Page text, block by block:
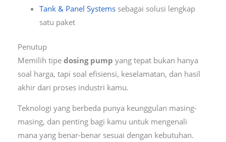
Tank & Panel Systems sebagai solusi lengkap
satu paket
Penutup
Memilih tipe dosing pump yang tepat bukan hanya
soal harga, tapi soal efisiensi, keselamatan, dan hasil
akhir dari proses industri kamu.
Teknologi yang berbeda punya keunggulan masing-
masing, dan penting bagi kamu untuk mengenali
mana yang benar-benar sesuai dengan kebutuhan.